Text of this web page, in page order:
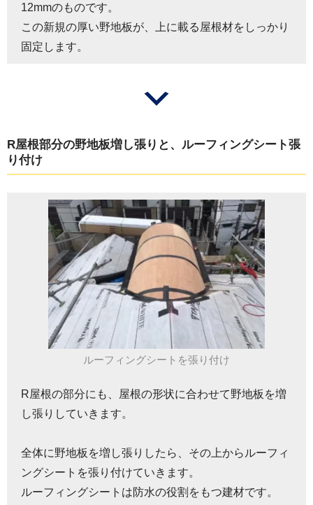
12mmのものです。
この新規の厚い野地板が、上に載る屋根材をしっかり
固定します。
R屋根部分の野地板増し張りと、ルーフィングシート張
り付け
ルーフィングシートを張り付け
R屋根の部分にも、屋根の形状に合わせて野地板を増
し張りしていきます。
全体に野地板を増し張りしたら、その上からルーフィ
ングシートを張り付けていきます。
ルーフィングシートは防水の役割をもつ建材です。